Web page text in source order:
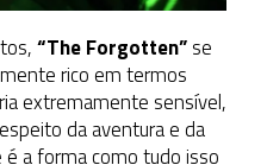
“The Forgotten”se
rico em termos
extremamente sensível,
da aventura e da
a forma como tudo isso